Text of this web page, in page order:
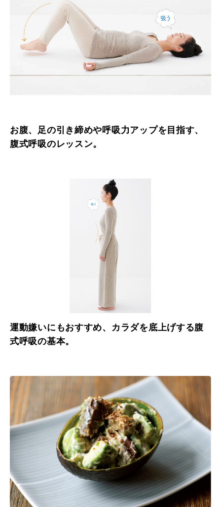
お腹、足の引き締めや呼吸力アップを目指す、
腹式呼吸のレッスン。
運動嫌いにもおすすめ、カラダを底上げする腹
式呼吸の基本。